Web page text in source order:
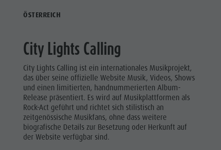
ÖSTERREICH
City Lights Calling
City Lights Calling ist ein internationales Musikprojekt,
das über seine offizielle Website Musik, Videos, Shows
und einen limitierten, handnummerierten Album-
Release präsentiert. Es wird auf Musikplattformen als
Rock-Act geführt und richtet sich stilistisch an
zeitgenössische Musikfans, ohne dass weitere
biografische Details zur Besetzung oder Herkunft auf
der Website verfügbar sind.